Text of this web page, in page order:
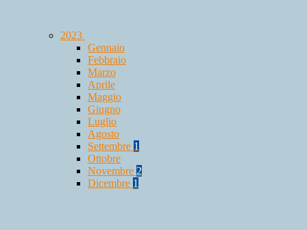
2023
Gennaio
Febbraio
Marzo
Aprile
Maggio
Giugno
Luglio
Agosto
Settembre 1
Ottobre
Novembre 2
Dicembre 1